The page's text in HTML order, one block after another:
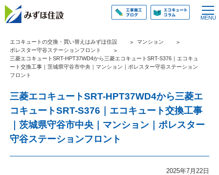
エコキュートの交換・買い替えはみずほ住設
マンション
ポレスター守谷ステーションフロント
三菱エコキュートSRT-HPT37WD4から三菱エコキュートSRT-S376｜エコキュ
ート交換工事｜茨城県守谷市中央｜マンション｜ポレスター守谷ステーション
フロント
三菱エコキュートSRT-HPT37WD4から三菱エ
コキュートSRT-S376｜エコキュート交換工事
｜茨城県守谷市中央｜マンション｜ポレスター
守谷ステーションフロント
2025年7月22日